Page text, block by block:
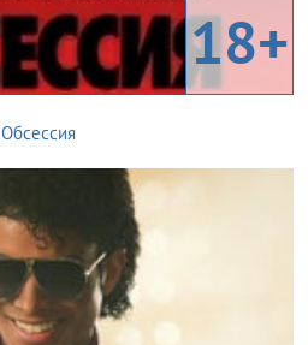
18+
Обсессия